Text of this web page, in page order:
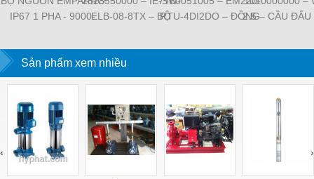
IP67 1 PHA - 9000-
EMPARRO IP67
POWER SUPPLY 1-
PHASE
ELB-08-8TX – BỘ
RJ45 – WEIDMULLER
RTU-4DI2DO – ĐỒNG
ĐO ĐIỆN ÁP –
2.5 – CẦU ĐẤU
Sản phẩm xem nhiều
‹ ›